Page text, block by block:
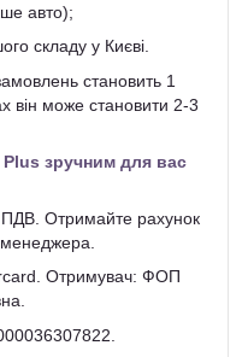
авто);
складу у Києві.
становить 1
він може становити 2-3
зручним для вас
ПДВ. Отримайте рахунок
Отримувач: ФОП